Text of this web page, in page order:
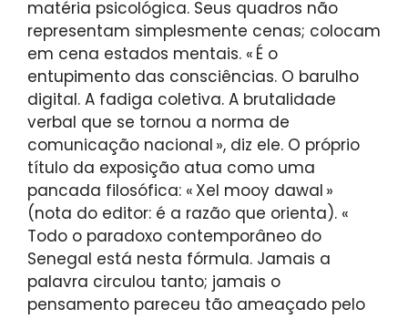
matéria psicológica. Seus quadros não
representam simplesmente cenas; colocam
em cena estados mentais. « É o
entupimento das consciências. O barulho
digital. A fadiga coletiva. A brutalidade
verbal que se tornou a norma de
comunicação nacional », diz ele. O próprio
título da exposição atua como uma
pancada filosófica: « Xel mooy dawal »
(nota do editor: é a razão que orienta). «
Todo o paradoxo contemporâneo do
Senegal está nesta fórmula. Jamais a
palavra circulou tanto; jamais o
pensamento pareceu tão ameaçado pelo